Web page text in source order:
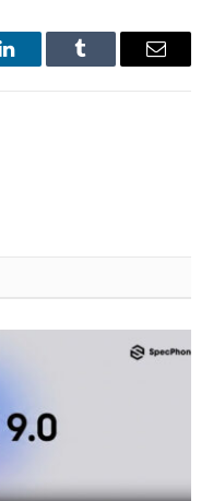
LinkedInTumblr Email